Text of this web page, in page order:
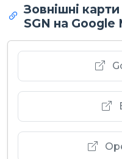
Зовнішні
SGN на Google